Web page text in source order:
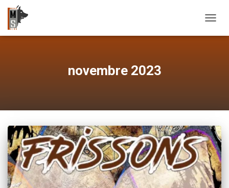
novembre 2023